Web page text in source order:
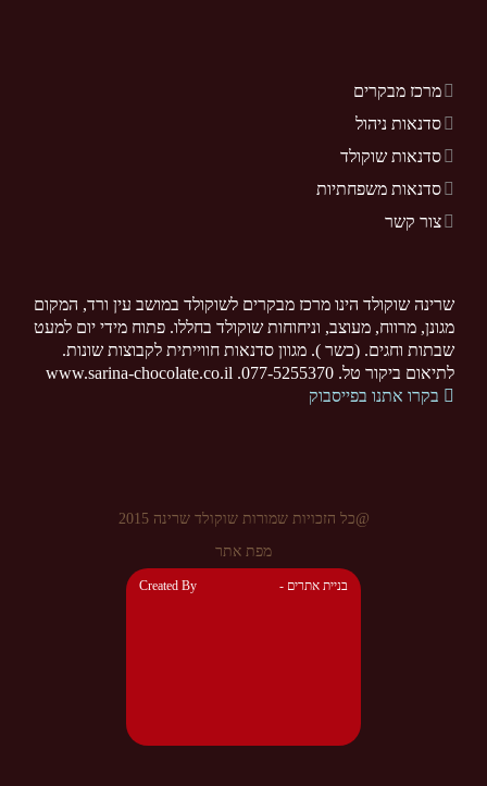
מרכז מבקרים
סדנאות ניהול
סדנאות שוקולד
סדנאות משפחתיות
צור קשר
שרינה שוקולד הינו מרכז מבקרים לשוקולד במושב עין ורד, המקום
מגונן, מרווח, מעוצב, וניחוחות שוקולד בחללו. פתוח מידי יום למעט
שבתות וחגים. (כשר ). מגוון סדנאות חווייתית לקבוצות שונות.
לתיאום ביקור טל. 077-5255370. www.sarina-chocolate.co.il
בקרו אתנו בפייסבוק
@כל הזכויות שמורות שוקולד שרינה 2015
מפת אתר
Created By - בניית אתרים